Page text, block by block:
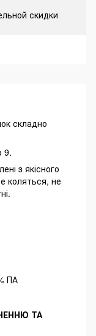
скидки
складно
9.
з якісного
коляться, не
ПА
ТА